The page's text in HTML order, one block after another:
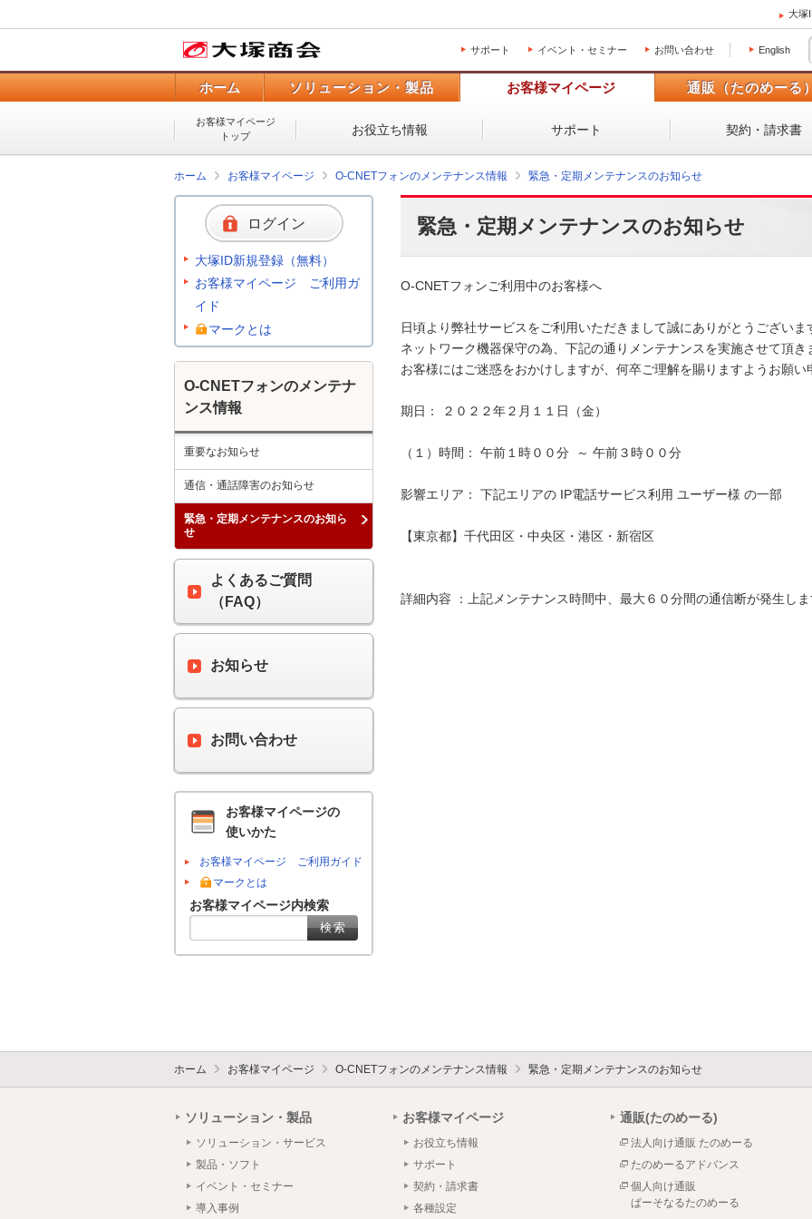
大塚
サポート イベント・セミナー お問い合わせ English
ホーム ソリューション・製品 お客様マイページ 通販（たのめーる
お客様マイページ
トップ
お役立ち情報 サポート 契約・請求書
ホーム お客様マイページ O-CNETフォンのメンテナンス情報 緊急・定期メンテナンスのお知らせ
緊急・定期メンテナンスのお知らせ
O-CNETフォンご利用中のお客様へ
日頃より弊社サービスをご利用いただきまして誠にありがとうございま
ネットワーク機器保守の為、下記の通りメンテナンスを実施させて頂き
お客様にはご迷惑をおかけしますが、何卒ご理解を賜りますようお願い
期日： ２０２２年２月１１日（金）
（１）時間： 午前１時００分  ～ 午前３時００分
影響エリア： 下記エリアの IP電話サービス利用 ユーザー様 の一部
【東京都】千代田区・中央区・港区・新宿区
詳細内容 ：上記メンテナンス時間中、最大６０分間の通信断が発生し
ログイン
大塚ID新規登録（無料）
お客様マイページ ご利用ガ
イド
マークとは
O-CNETフォンのメンテナ
ンス情報
重要なお知らせ
通信・通話障害のお知らせ
緊急・定期メンテナンスのお知ら
せ
よくあるご質問
（FAQ）
お知らせ
お問い合わせ
お客様マイページの
使いかた
お客様マイページ ご利用ガイド
マークとは
お客様マイページ内検索
ホーム お客様マイページ O-CNETフォンのメンテナンス情報 緊急・定期メンテナンスのお知らせ
ソリューション・製品
ソリューション・サービス
製品・ソフト
イベント・セミナー
導入事例
お客様マイページ
お役立ち情報
サポート
契約・請求書
各種設定
通販(たのめーる)
法人向け通販 たのめーる
たのめーるアドバンス
個人向け通販
ぱーそなるたのめーる